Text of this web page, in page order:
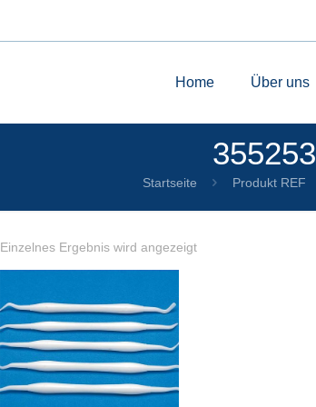
Home Über uns
355253
Startseite Produkt REF
Einzelnes Ergebnis wird angezeigt